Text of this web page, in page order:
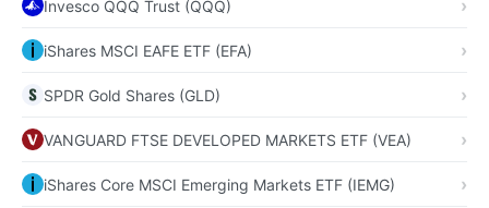
Invesco QQQ Trust (QQQ)
iShares MSCI EAFE ETF (EFA)
SPDR Gold Shares (GLD)
VANGUARD FTSE DEVELOPED MARKETS ETF (VEA)
iShares Core MSCI Emerging Markets ETF (IEMG)